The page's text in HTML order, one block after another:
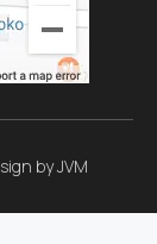
by JVM